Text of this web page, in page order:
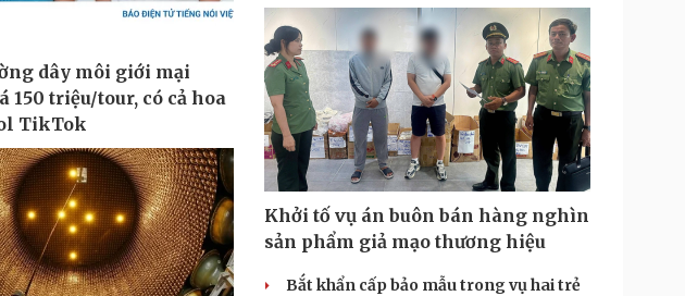
Khởi tố vụ án buôn bán hàng nghìn
sản phẩm giả mạo thương hiệu
Bắt khẩn cấp bảo mẫu trong vụ hai trẻ